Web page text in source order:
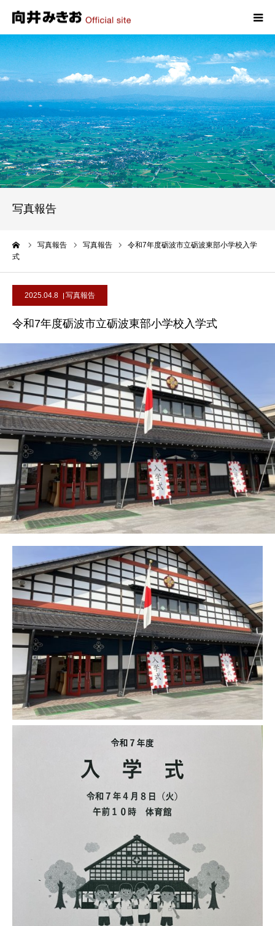
写真報告
写真報告 写真報告
令和7年度砺波市立砺波東部小学校入学
式
2025.04.8 写真報告
令和7年度砺波市立砺波東部小学校入学式
HOME
プロフィール
政策
活動報告